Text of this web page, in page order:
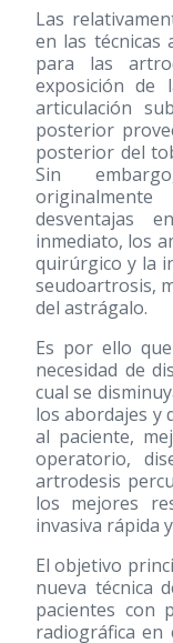
Las
en las técnicas
para las
exposición de
articulación
posterior
posterior del
Sin
desventajas
inmediato, los
quirúrgico y la
seudoartrosis,
del astrágalo.
Es por ello
necesidad de
cual se
los abordajes y
al paciente,
operatorio,
artrodesis
los mejores
invasiva rápida
El objetivo
nueva técnica
pacientes con
radiográfica